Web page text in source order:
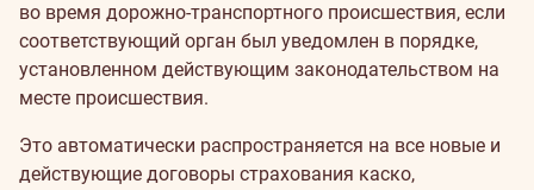
во время дорожно-транспортного происшествия, если
соответствующий орган был уведомлен в порядке,
установленном действующим законодательством на
месте происшествия.
Это автоматически распространяется на все новые и
действующие договоры страхования каско,